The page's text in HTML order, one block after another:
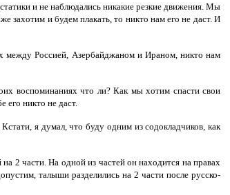
и не наблюдались никакие резкие движения. Мы
захотим и будем плакать, то никто нам его не даст. И
между Россией, Азербайджаном и Ираном, никто нам
воспоминаниях что ли? Как мы хотим спасти свои
его никто не даст.
я думал, что буду одним из содокладчиков, как
2 части. На одной из частей он находится на правах
талыши разделились на 2 части после русско-